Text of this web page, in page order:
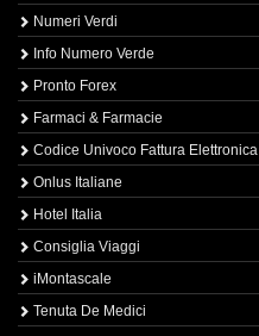
Numeri Verdi
Info Numero Verde
Pronto Forex
Farmaci & Farmacie
Codice Univoco Fattura Elettronica
Onlus Italiane
Hotel Italia
Consiglia Viaggi
iMontascale
Tenuta De Medici